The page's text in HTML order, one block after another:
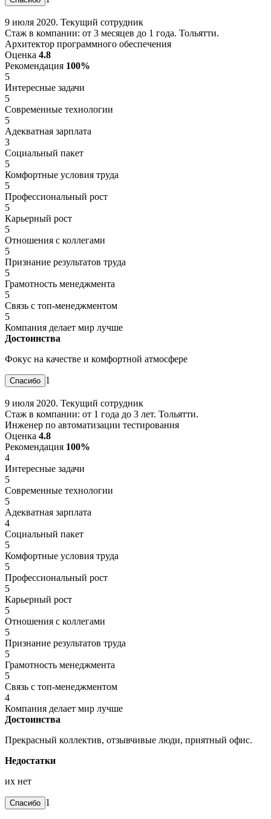
9 июля 2020. Текущий сотрудник
Стаж в компании: от 3 месяцев до 1 года. Тольятти.
Архитектор программного обеспечения
Оценка 4.8
Рекомендация 100%
5
Интересные задачи
5
Современные технологии
5
Адекватная зарплата
3
Социальный пакет
5
Комфортные условия труда
5
Профессиональный рост
5
Карьерный рост
5
Отношения с коллегами
5
Признание результатов труда
5
Грамотность менеджмента
5
Связь с топ-менеджментом
5
Компания делает мир лучше
Достоинства
Фокус на качестве и комфортной атмосфере
1
9 июля 2020. Текущий сотрудник
Стаж в компании: от 1 года до 3 лет. Тольятти.
Инженер по автоматизации тестирования
Оценка 4.8
Рекомендация 100%
4
Интересные задачи
5
Современные технологии
5
Адекватная зарплата
4
Социальный пакет
5
Комфортные условия труда
5
Профессиональный рост
5
Карьерный рост
5
Отношения с коллегами
5
Признание результатов труда
5
Грамотность менеджмента
5
Связь с топ-менеджментом
4
Компания делает мир лучше
Достоинства
Прекрасный коллектив, отзывчивые люди, приятный офис.
Недостатки
их нет
1